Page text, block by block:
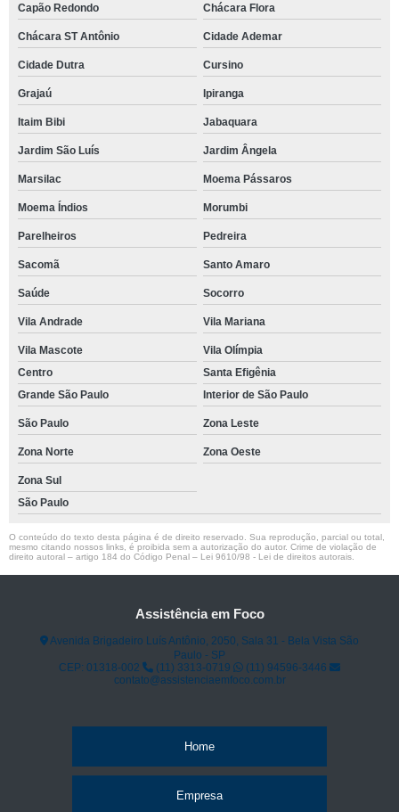
Capão Redondo Chácara Flora
Chácara ST Antônio Cidade Ademar
Cidade Dutra Cursino
Grajaú Ipiranga
Itaim Bibi Jabaquara
Jardim São Luís Jardim Ângela
Marsilac Moema Pássaros
Moema Índios Morumbi
Parelheiros Pedreira
Sacomã Santo Amaro
Saúde Socorro
Vila Andrade Vila Mariana
Vila Mascote
Vila Olímpia
Centro
Santa Efigênia
Grande São Paulo
Interior de São Paulo
São Paulo Zona Leste
Zona Norte Zona Oeste
Zona Sul
São Paulo
O conteúdo do texto desta página é de direito reservado. Sua reprodução, parcial ou total,
mesmo citando nossos links, é proibida sem a autorização do autor. Crime de violação de
direito autoral – artigo 184 do Código Penal – Lei 9610/98 - Lei de direitos autorais
Assistência em Foco
Avenida Brigadeiro Luís Antônio, 2050, Sala 31 - Bela Vista São
Paulo - SP
CEP: 01318-002
(11) 3313-0719
(11) 94596-3446
contato@assistenciaemfoco.com.br
Home
Empresa